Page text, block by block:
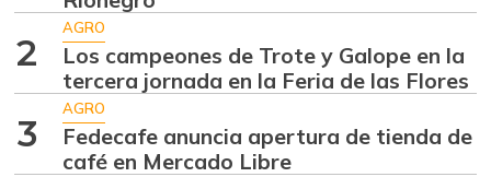
07/25/2026 -2,98%
Aguacate
papelillo
07/25/2026
$ 8.366,30
Ahuyama
2
AGRO
Los campeones de Trote y Galope en la
tercera jornada en la Feria de las Flores
3
AGRO
Fedecafe anuncia apertura de tienda de
café en Mercado Libre